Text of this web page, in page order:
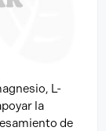
L-
la
de